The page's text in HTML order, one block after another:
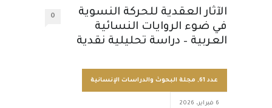
الآثار العقدية للحركة النسوية
في ضوء الروايات النسائية
العربية – دراسة تحليلية نقدية
0
عدد 61 , مجلة البحوث والدراسات الإنسانية
6 فبراير، 2026